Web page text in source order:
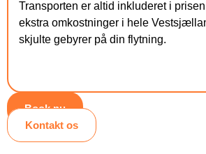
Transporten er altid inkluderet i
ekstra omkostninger i hele
skjulte gebyrer på din flytning.
Book nu
Kontakt os